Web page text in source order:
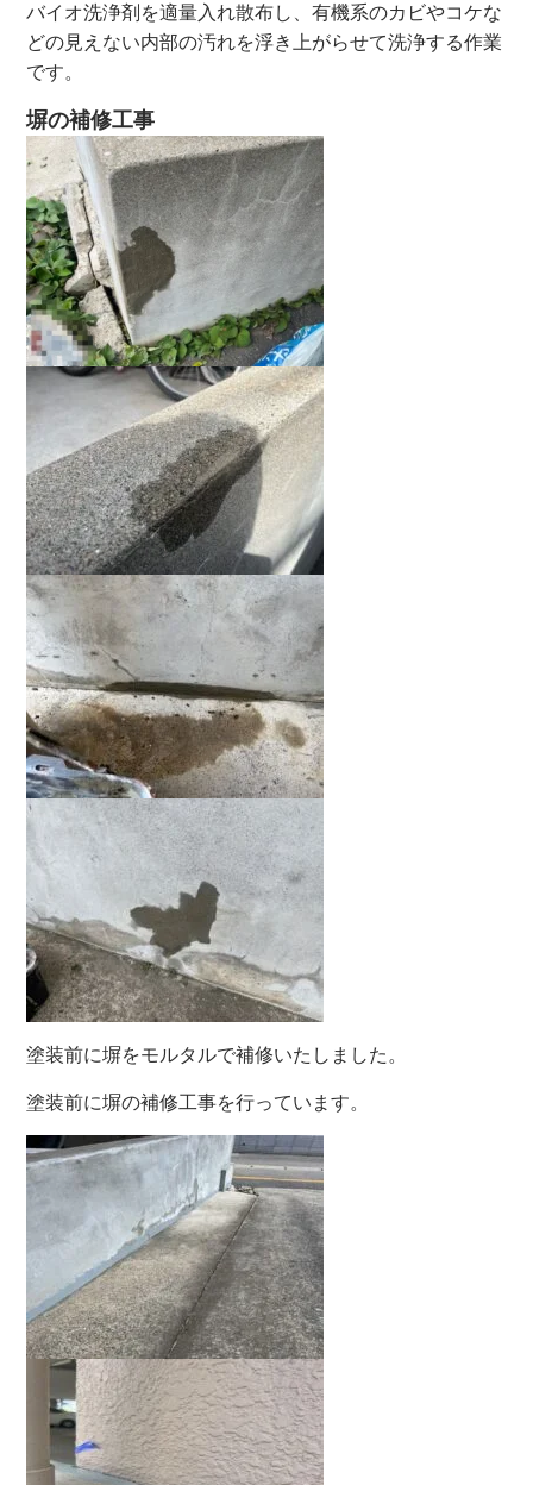
バイオ洗浄剤を適量入れ散布し、有機系のカビやコケな
どの見えない内部の汚れを浮き上がらせて洗浄する作業
です。
塀の補修工事
塗装前に塀をモルタルで補修いたしました。
塗装前に塀の補修工事を行っています。